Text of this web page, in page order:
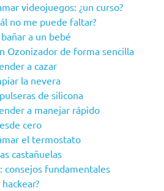
videojuegos: ¿un curso?
no me puede faltar?
a un bebé
Ozonizador de forma sencilla
a cazar
la nevera
de silicona
a manejar rápido
cero
el termostato
castañuelas
consejos fundamentales